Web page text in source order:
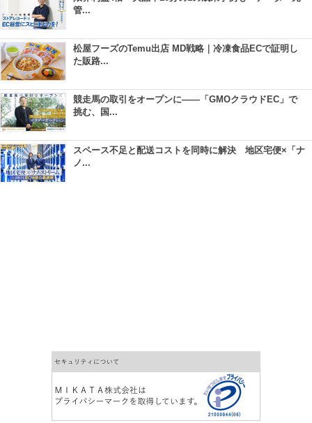
管...
松屋フーズのTemu出店 MD戦略｜冷凍食品ECで証明し
た販路...
競走馬の取引をオープンに――「GMOクラウドEC」で
挑む、国...
スペース不足と配送コストを同時に解決 地区宅便×「ナ
ノ...